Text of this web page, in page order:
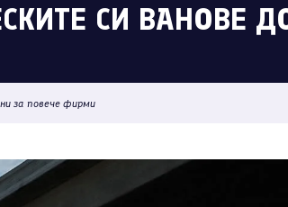
СИ ВАНОВЕ
за повече фирми